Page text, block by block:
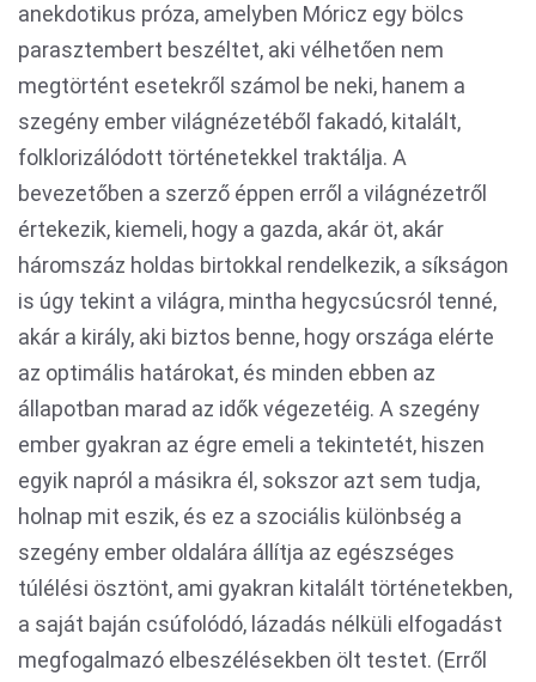
anekdotikus próza, amelyben Móricz egy bölcs
parasztembert beszéltet, aki vélhetően nem
megtörtént esetekről számol be neki, hanem a
szegény ember világnézetéből fakadó, kitalált,
folklorizálódott történetekkel traktálja. A
bevezetőben a szerző éppen erről a világnézetről
értekezik, kiemeli, hogy a gazda, akár öt, akár
háromszáz holdas birtokkal rendelkezik, a síkságon
is úgy tekint a világra, mintha hegycsúcsról tenné,
akár a király, aki biztos benne, hogy országa elérte
az optimális határokat, és minden ebben az
állapotban marad az idők végezetéig. A szegény
ember gyakran az égre emeli a tekintetét, hiszen
egyik napról a másikra él, sokszor azt sem tudja,
holnap mit eszik, és ez a szociális különbség a
szegény ember oldalára állítja az egészséges
túlélési ösztönt, ami gyakran kitalált történetekben,
a saját baján csúfolódó, lázadás nélküli elfogadást
megfogalmazó elbeszélésekben ölt testet. (Erről